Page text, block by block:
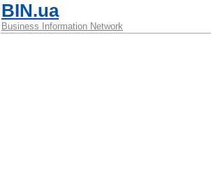
BIN.ua
Business Information Network